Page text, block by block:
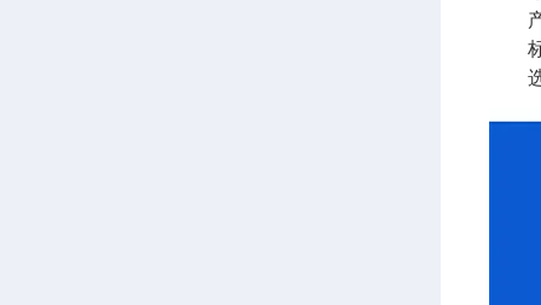
产
标
选